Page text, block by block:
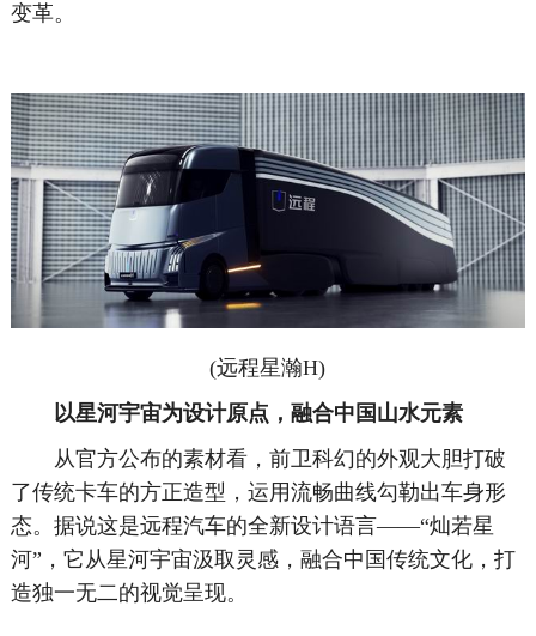
变革。
(远程星瀚H)
以星河宇宙为设计原点，融合中国山水元素
从官方公布的素材看，前卫科幻的外观大胆打破
了传统卡车的方正造型，运用流畅曲线勾勒出车身形
态。据说这是远程汽车的全新设计语言——“灿若星
河”，它从星河宇宙汲取灵感，融合中国传统文化，打
造独一无二的视觉呈现。